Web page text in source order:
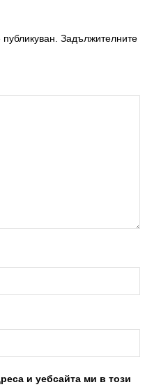
Задължителните
и уебсайта ми в този